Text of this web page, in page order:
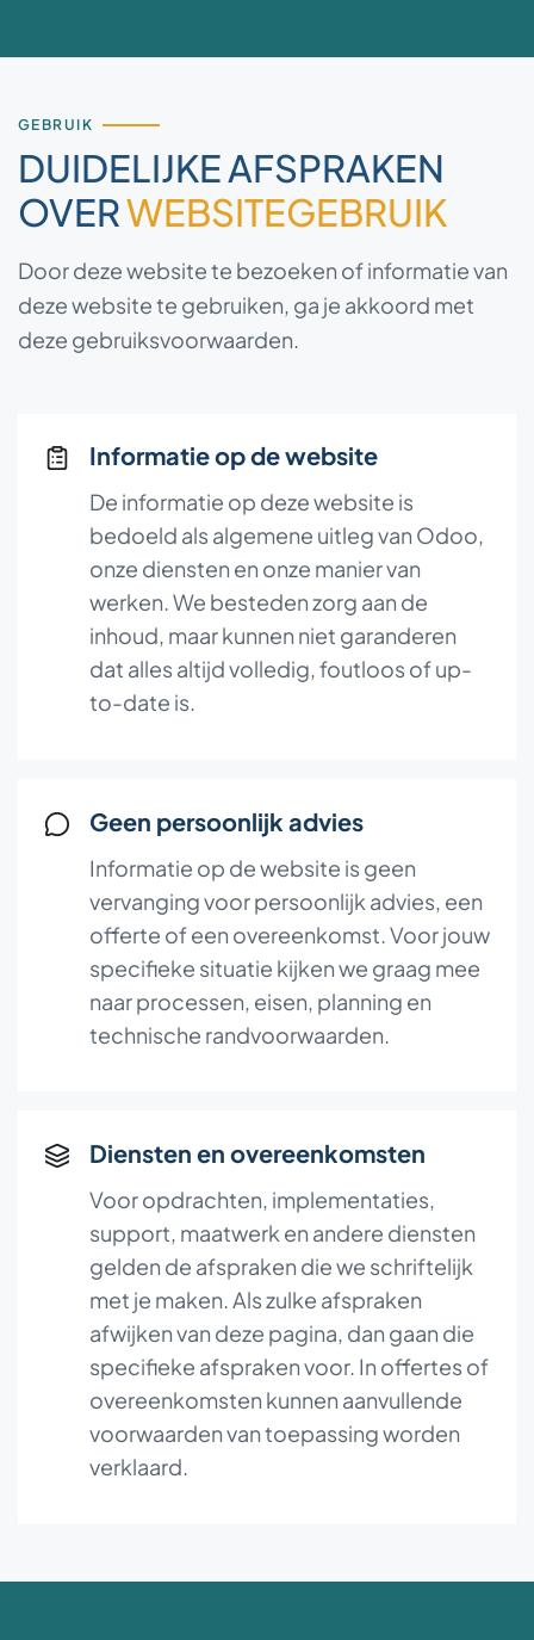
GEBRUIK
DUIDELIJKE AFSPRAKEN
OVERWEBSITEGEBRUIK
Door deze website te bezoeken of informatie van
deze website te gebruiken, ga je akkoord met
deze gebruiksvoorwaarden.
Informatie op de website
De informatie op deze website is
bedoeld als algemene uitleg van Odoo,
onze diensten en onze manier van
werken. We besteden zorg aan de
inhoud, maar kunnen niet garanderen
dat alles altijd volledig, foutloos of up-
to-date is.
Geen persoonlijk advies
Informatie op de website is geen
vervanging voor persoonlijk advies, een
offerte of een overeenkomst. Voor jouw
specifieke situatie kijken we graag mee
naar processen, eisen, planning en
technische randvoorwaarden.
Diensten en overeenkomsten
Voor opdrachten, implementaties,
support, maatwerk en andere diensten
gelden de afspraken die we schriftelijk
met je maken. Als zulke afspraken
afwijken van deze pagina, dan gaan die
specifieke afspraken voor. In offertes of
overeenkomsten kunnen aanvullende
voorwaarden van toepassing worden
verklaard.